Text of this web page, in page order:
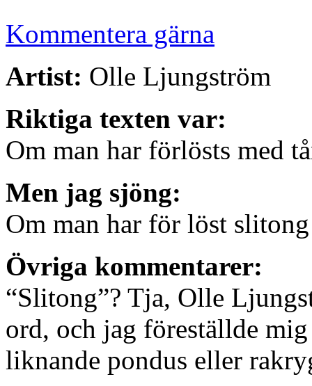
Kommentera gärna
Artist: Olle Ljungström
Riktiga texten var:
Om man har förlösts med
Men jag sjöng:
Om man har för löst
Övriga kommentarer:
“Slitong”? Tja, Olle
ord, och jag föreställde
liknande pondus eller